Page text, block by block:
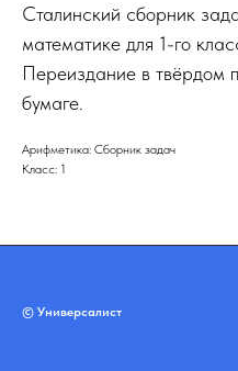
Сталинский сборник
математике для 1-го
Переиздание в твёрдом
бумаге.
Арифметика: Сборник задач
Класс: 1
© Универсалист